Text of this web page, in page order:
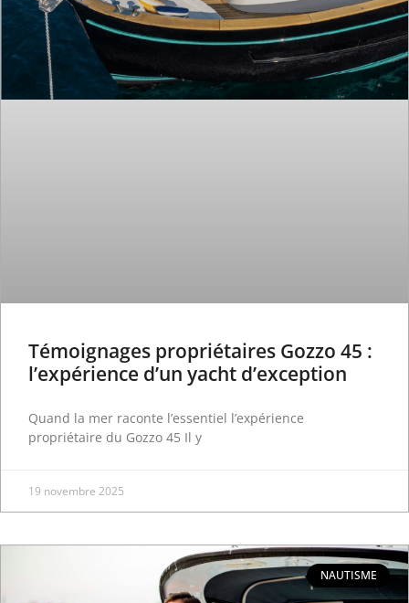
Témoignages propriétaires Gozzo 45 :
l’expérience d’un yacht d’exception
Quand la mer raconte l’essentiel l’expérience
propriétaire du Gozzo 45 Il y
19 novembre 2025
NAUTISME